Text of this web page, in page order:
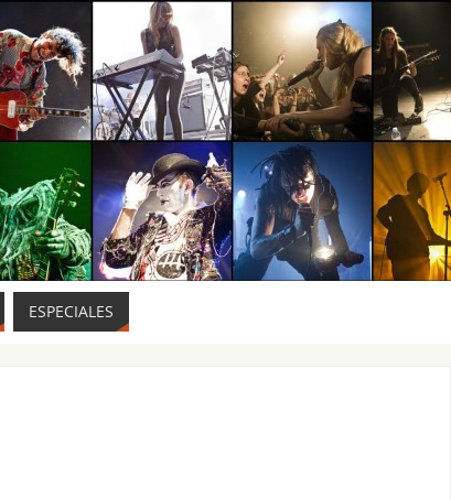
ESPECIALES